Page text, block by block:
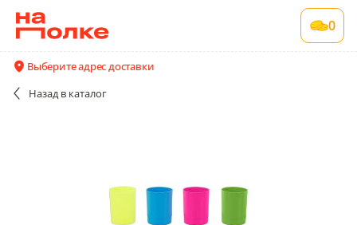
0
Выберите адрес доставки
Назад в каталог
пластиковая, круглая, неоновые цвета,
1 шт в упаковке
Все поставщики и цены